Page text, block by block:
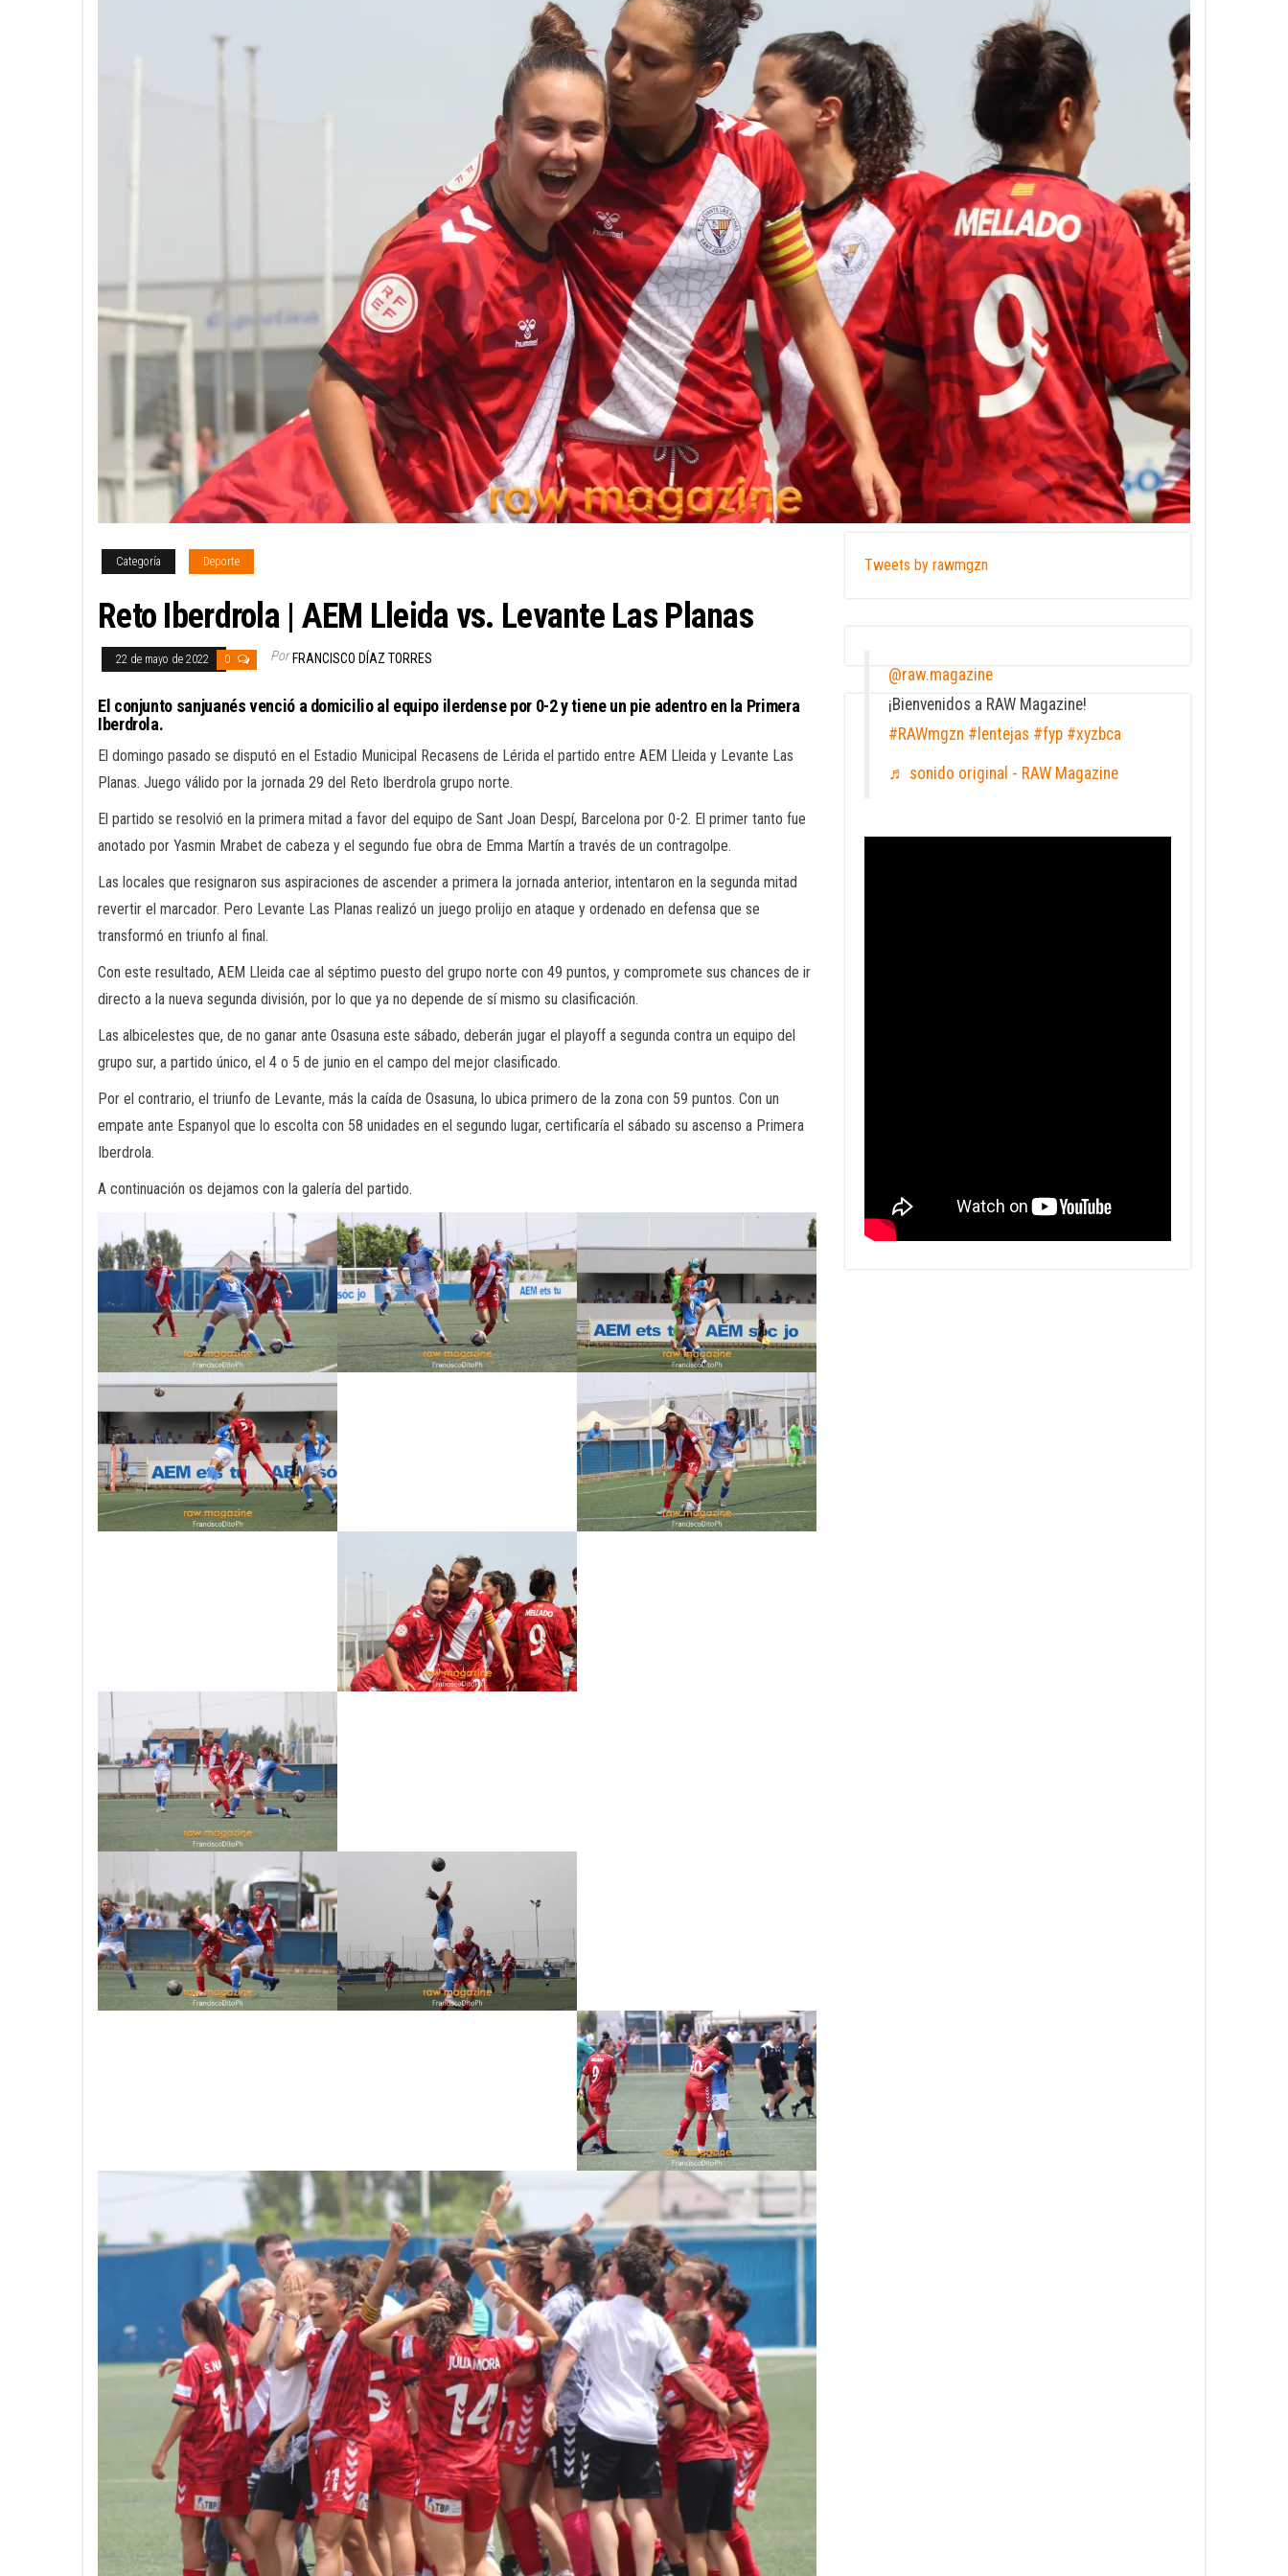
Categoría Deporte
Reto Iberdrola | AEM Lleida vs. Levante Las Planas
22 de mayo de 2022 0 Por FRANCISCO DÍAZ TORRES
El conjunto sanjuanés venció a domicilio al equipo ilerdense por 0-2 y tiene un pie adentro en la Primera
Iberdrola.
El domingo pasado se disputó en el Estadio Municipal Recasens de Lérida el partido entre AEM Lleida y Levante Las
Planas. Juego válido por la jornada 29 del Reto Iberdrola grupo norte.
El partido se resolvió en la primera mitad a favor del equipo de Sant Joan Despí, Barcelona por 0-2. El primer tanto fue
anotado por Yasmin Mrabet de cabeza y el segundo fue obra de Emma Martín a través de un contragolpe.
Las locales que resignaron sus aspiraciones de ascender a primera la jornada anterior, intentaron en la segunda mitad
revertir el marcador. Pero Levante Las Planas realizó un juego prolijo en ataque y ordenado en defensa que se
transformó en triunfo al final.
Con este resultado, AEM Lleida cae al séptimo puesto del grupo norte con 49 puntos, y compromete sus chances de ir
directo a la nueva segunda división, por lo que ya no depende de sí mismo su clasificación.
Las albicelestes que, de no ganar ante Osasuna este sábado, deberán jugar el playoff a segunda contra un equipo del
grupo sur, a partido único, el 4 o 5 de junio en el campo del mejor clasificado.
Por el contrario, el triunfo de Levante, más la caída de Osasuna, lo ubica primero de la zona con 59 puntos. Con un
empate ante Espanyol que lo escolta con 58 unidades en el segundo lugar, certificaría el sábado su ascenso a Primera
Iberdrola.
A continuación os dejamos con la galería del partido.
Tweets by rawmgzn
@raw.magazine
¡Bienvenidos a RAW Magazine!
#RAWmgzn #lentejas #fyp #xyzbca
♬ sonido original - RAW Magazine